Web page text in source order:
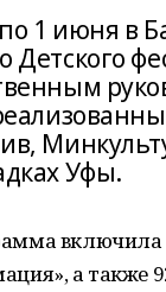
1 июня в
Детского
Уфы.
включила
а также